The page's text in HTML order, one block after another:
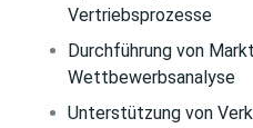
Vertriebsprozesse
Durchführung von
Wettbewerbsanalyse
Unterstützung von